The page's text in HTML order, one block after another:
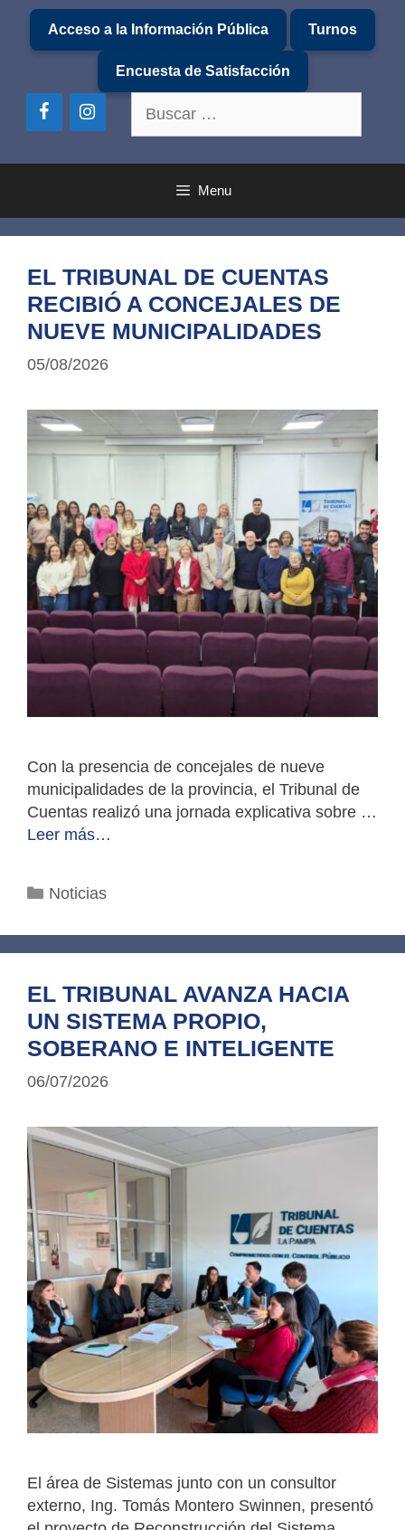
Saltar
contenido
Acceso a la Información Pública Turnos
Encuesta de Satisfacción
Menu
EL TRIBUNAL DE CUENTAS
RECIBIÓ A CONCEJALES DE
NUEVE MUNICIPALIDADES
05/08/2026
Con la presencia de concejales de nueve
municipalidades de la provincia, el Tribunal de
Cuentas realizó una jornada explicativa sobre …
Leer más…
Categorías
Noticias
EL TRIBUNAL AVANZA HACIA
UN SISTEMA PROPIO,
SOBERANO E INTELIGENTE
06/07/2026
El área de Sistemas junto con un consultor
externo, Ing. Tomás Montero Swinnen, presentó